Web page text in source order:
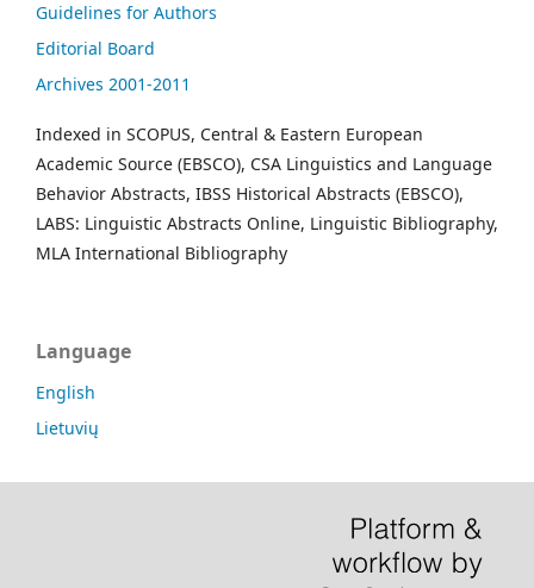
Guidelines for Authors
Editorial Board
Archives 2001-2011
Indexed in SCOPUS, Central & Eastern European
Academic Source (EBSCO), CSA Linguistics and Language
Behavior Abstracts, IBSS Historical Abstracts (EBSCO),
LABS: Linguistic Abstracts Online, Linguistic Bibliography,
MLA International Bibliography
Language
English
Lietuvių